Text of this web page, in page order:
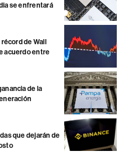
se enfrentará
de Wall
acuerdo entre
de la
que dejarán de